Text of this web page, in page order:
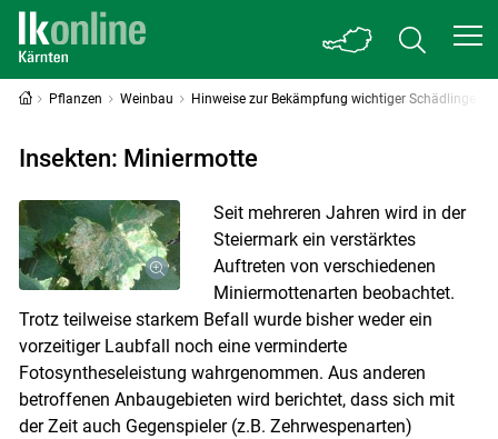
Pflanzen Weinbau Hinweise zur Bekämpfung wichtiger Schädlinge
Insekten: Miniermotte
Seit mehreren Jahren wird in der
Steiermark ein verstärktes
Auftreten von verschiedenen
Miniermottenarten beobachtet.
Trotz teilweise starkem Befall wurde bisher weder ein
vorzeitiger Laubfall noch eine verminderte
Fotosyntheseleistung wahrgenommen. Aus anderen
betroffenen Anbaugebieten wird berichtet, dass sich mit
der Zeit auch Gegenspieler (z.B. Zehrwespenarten)